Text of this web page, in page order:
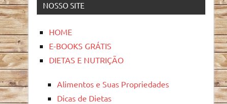
NOSSO SITE
HOME
E-BOOKS GRÁTIS
DIETAS E NUTRIÇÃO
Alimentos e Suas Propriedades
Dicas de Dietas